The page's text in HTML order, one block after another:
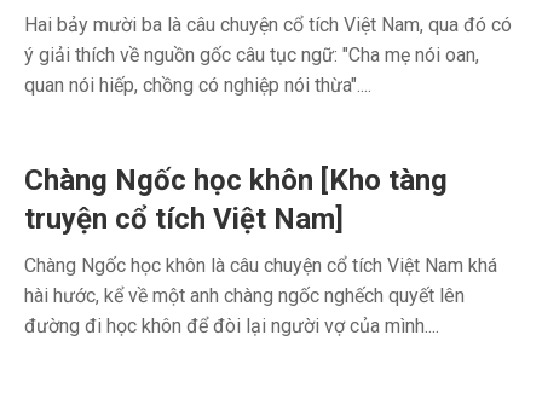
Hai bảy mười ba là câu chuyện cổ tích Việt Nam, qua đó có
ý giải thích về nguồn gốc câu tục ngữ: "Cha mẹ nói oan,
quan nói hiếp, chồng có nghiệp nói thừa"....
Chàng Ngốc học khôn [Kho tàng
truyện cổ tích Việt Nam]
Chàng Ngốc học khôn là câu chuyện cổ tích Việt Nam khá
hài hước, kể về một anh chàng ngốc nghếch quyết lên
đường đi học khôn để đòi lại người vợ của mình....